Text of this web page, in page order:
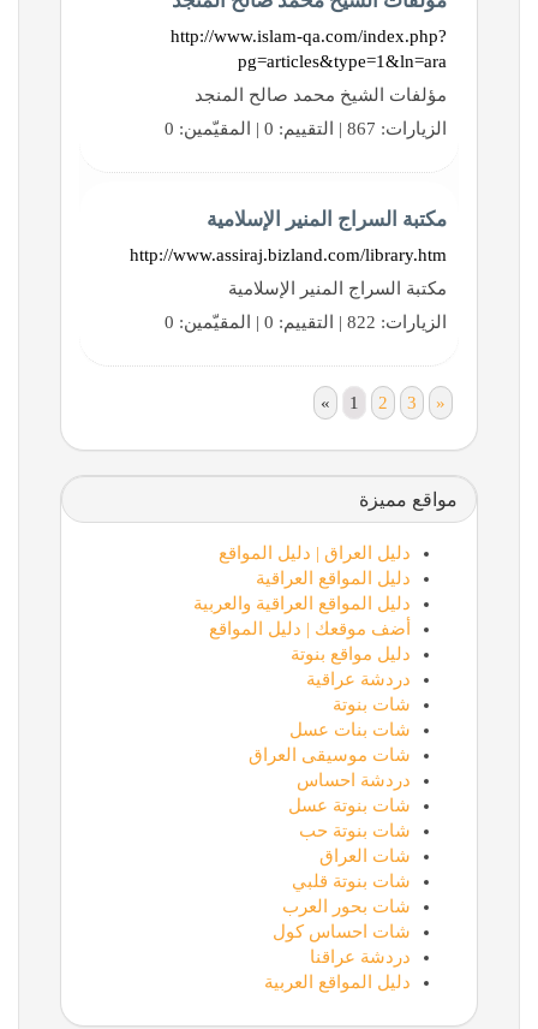
http://www.islam-qa.com/index.php?
pg=articles&type=1&ln=ara
مؤلفات الشيخ محمد صالح المنجد
الزيارات: 867 | التقييم: 0 | المقيّمين: 0
مكتبة السراج المنير الإسلامية
http://www.assiraj.bizland.com/library.htm
مكتبة السراج المنير الإسلامية
الزيارات: 822 | التقييم: 0 | المقيّمين: 0
« 1 2 3 »
مواقع مميزة
دليل العراق | دليل المواقع
دليل المواقع العراقية
دليل المواقع العراقية والعربية
أضف موقعك | دليل المواقع
دليل مواقع بنوتة
دردشة عراقية
شات بنوتة
شات بنات عسل
شات موسيقى العراق
دردشة احساس
شات بنوتة عسل
شات بنوتة حب
شات العراق
شات بنوتة قلبي
شات بحور العرب
شات احساس كول
دردشة عراقنا
دليل المواقع العربية